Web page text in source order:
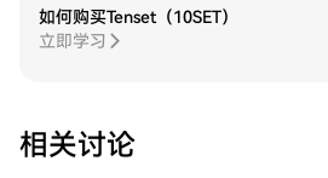
如何购买Tenset（10SET）
立即学习
相关讨论